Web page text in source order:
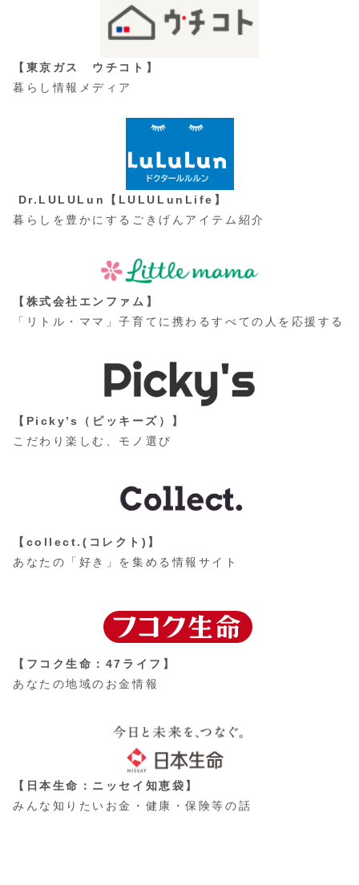
【東京ガス ウチコト】
暮らし情報メディア
Dr.LULULun【LULULunLife】
暮らしを豊かにするごきげんアイテム紹介
【株式会社エンファム】
「リトル・ママ」子育てに携わるすべての人を応援する
【Picky’s（ピッキーズ）】
こだわり楽しむ、モノ選び
【collect.(コレクト)】
あなたの「好き」を集める情報サイト
【フコク生命：47ライフ】
あなたの地域のお金情報
【日本生命：ニッセイ知恵袋】
みんな知りたいお金・健康・保険等の話